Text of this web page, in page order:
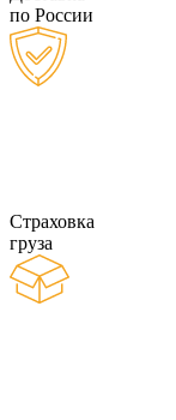
по России
Страховка
груза